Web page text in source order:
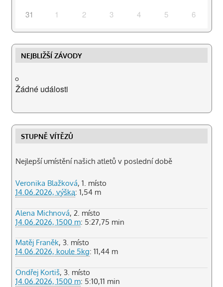
31 1 2 3 4 5 6
NEJBLIŽŠÍ ZÁVODY
Žádné události
STUPNĚ VÍTĚZŮ
Nejlepší umístění našich atletů v poslední době
Veronika Blažková, 1. místo
14.06.2026, výška: 1,54 m
Alena Michnová, 2. místo
14.06.2026, 1500 m: 5:27,75 min
Matěj Franěk, 3. místo
14.06.2026, koule 5kg: 11,44 m
Ondřej Kortiš, 3. místo
14.06.2026, 1500 m: 5:10,11 min